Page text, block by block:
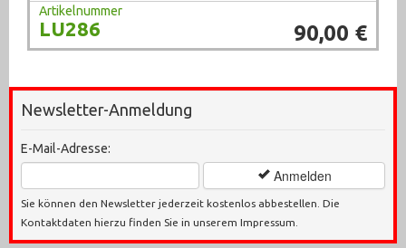
Artikelnummer
LU286 90,00 €
Newsletter-Anmeldung
E-Mail-Adresse:
Anmelden
Sie können den Newsletter jederzeit kostenlos abbestellen. Die
Kontaktdaten hierzu finden Sie in unserem Impressum.